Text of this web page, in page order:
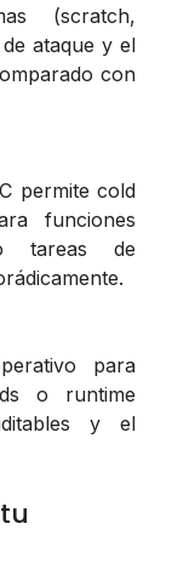
(scratch,
ataque y el
con
permite cold
funciones
tareas de
para
o runtime
y el